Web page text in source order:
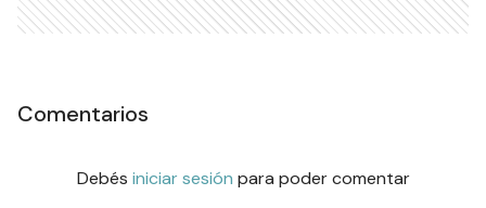
Comentarios
Debés iniciar sesión para poder comentar